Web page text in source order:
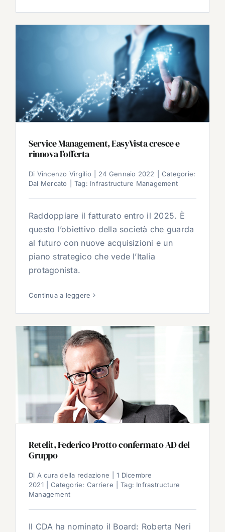
Service Management, EasyVista cresce e
rinnova l’offerta
Di Vincenzo Virgilio 24 Gennaio 2022
Categorie:
Dal Mercato
Tag: Infrastructure Management
Raddoppiare il fatturato entro il 2025. È
questo l’obiettivo della società che guarda
al futuro con nuove acquisizioni e un
piano strategico che vede l’Italia
protagonista.
Continua a leggere
Retelit, Federico Protto confermato AD del
Gruppo
Di A cura della redazione
1 Dicembre
2021
Categorie: Carriere Tag: Infrastructure
Management
Il CDA ha nominato il Board: Roberta Neri